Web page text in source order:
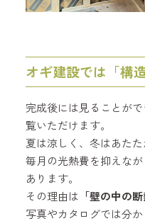
オギ建設では「構
完成後には見ることがで
覧いただけます。
夏は涼しく、冬はあたた
毎月の光熱費を抑えな
あります。
その理由は 「壁の中の
写真やカタログでは分